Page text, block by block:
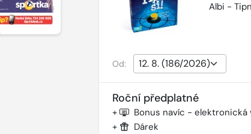
Albi -
Od:
Roční předplatné
+ Bonus navíc - elektronická
+
Dárek